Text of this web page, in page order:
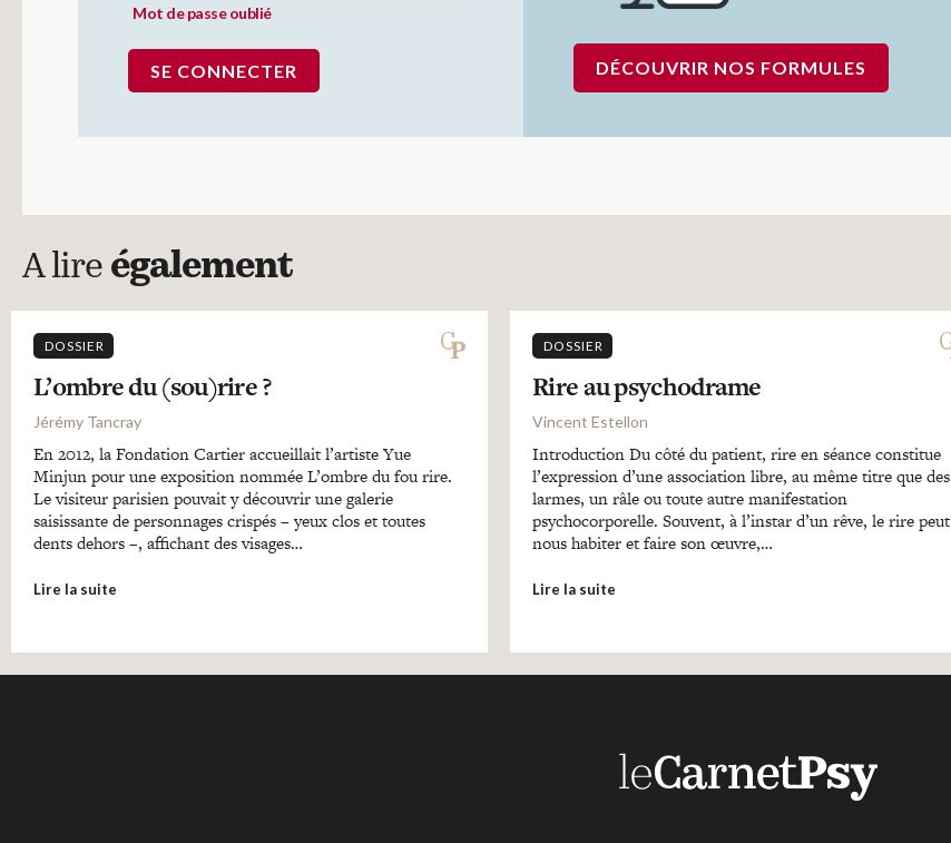
Mot de passe oublié
DÉCOUVRIR NOS FORMULES
A lire également
DOSSIER
L’ombre du (sou)rire ?
Jérémy Tancray
En 2012, la Fondation Cartier accueillait l’artiste Yue
Minjun pour une exposition nommée L’ombre du fou rire.
Le visiteur parisien pouvait y découvrir une galerie
saisissante de personnages crispés – yeux clos et toutes
dents dehors –, affichant des visages…
Lire la suite
DOSSIER
Rire au psychodrame
Vincent Estellon
Introduction Du côté du patient, rire en séance constitue
l’expression d’une association libre, au même titre que des
larmes, un râle ou toute autre manifestation
psychocorporelle. Souvent, à l’instar d’un rêve, le rire peut
nous habiter et faire son œuvre,…
Lire la suite